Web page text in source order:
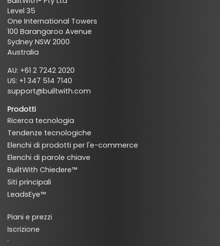
Level 35
One International Towers
100 Barangaroo Avenue
Sydney NSW 2000
Australia
AU: +61 2 7242 2020
US: +1 347 514 7140
support@builtwith.com
Prodotti
Ricerca tecnologia
Tendenze tecnologiche
Elenchi di prodotti per l'e-commerce
Elenchi di parole chiave
BuiltWith Chiedere™
Siti principali
LeadsEye™
Piani e prezzi
Iscrizione
·